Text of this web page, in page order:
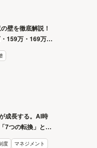
壁を徹底解説！
159万・169万・
成長する。AI時
7つの転換」と
度
マネジメント